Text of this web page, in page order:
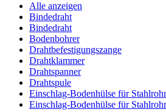
Alle anzeigen
Bindedraht
Bindedraht
Bodenbohrer
Drahtbefestigungszange
Drahtklammer
Drahtspanner
Drahtspule
Einschlag-Bodenhülse für
Einschlag-Bodenhülse für